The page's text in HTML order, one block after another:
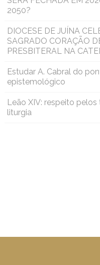
2050?
DIOCESE DE JUÍNA
SAGRADO CORAÇÃO
PRESBITERAL NA
Estudar A. Cabral do
epistemológico
Leão XIV: respeito
liturgia